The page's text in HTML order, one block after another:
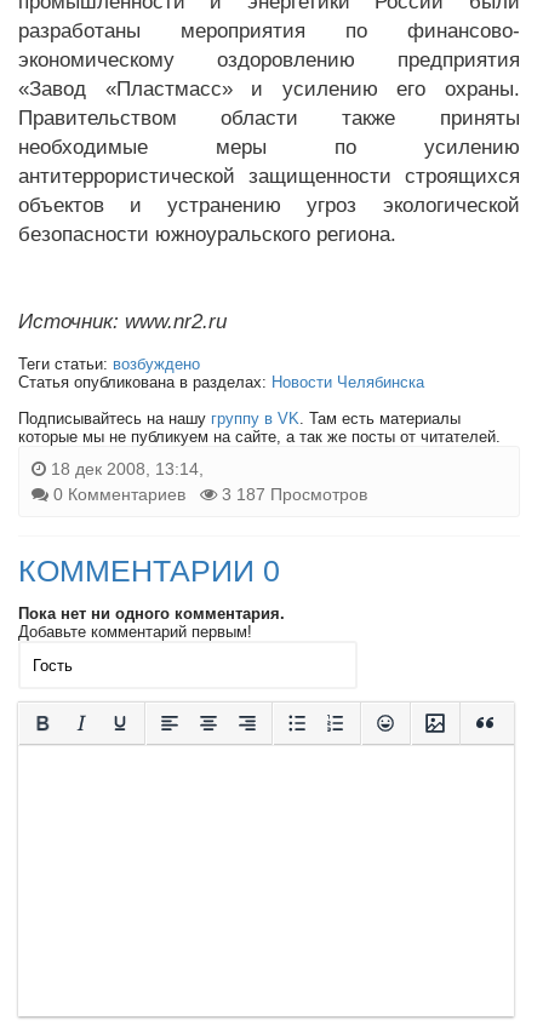
разработаны мероприятия по финансово-
экономическому оздоровлению предприятия
«Завод «Пластмасс» и усилению его охраны.
Правительством области также приняты
необходимые меры по усилению
антитеррористической защищенности строящихся
объектов и устранению угроз экологической
безопасности южноуральского региона.
Источник: www.nr2.ru
Теги статьи: возбуждено
Статья опубликована в разделах: Новости Челябинска
Подписывайтесь на нашу группу в VK. Там есть материалы
которые мы не публикуем на сайте, а так же посты от читателей.
18 дек 2008, 13:14,
0 Комментариев
3 187 Просмотров
КОММЕНТАРИИ 0
Пока нет ни одного комментария.
Добавьте комментарий первым!